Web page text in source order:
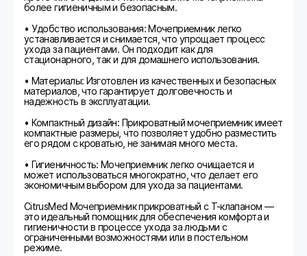
более гигиеничным и безопасным.
• Удобство использования: Мочеприемник легко
устанавливается и снимается, что упрощает процесс
ухода за пациентами. Он подходит как для
стационарного, так и для домашнего использования.
• Материалы: Изготовлен из качественных и безопасных
материалов, что гарантирует долговечность и
надежность в эксплуатации.
• Компактный дизайн: Прикроватный мочеприемник имеет
компактные размеры, что позволяет удобно разместить
его рядом с кроватью, не занимая много места.
• Гигиеничность: Мочеприемник легко очищается и
может использоваться многократно, что делает его
экономичным выбором для ухода за пациентами.
CitrusMed Мочеприемник прикроватный с Т-клапаном —
это идеальный помощник для обеспечения комфорта и
гигиеничности в процессе ухода за людьми с
ограниченными возможностями или в постельном
режиме.